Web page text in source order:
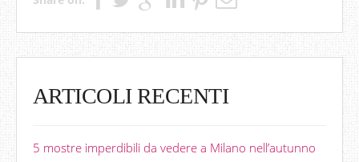
ARTICOLI RECENTI
5 mostre imperdibili da vedere a Milano nell’autunno